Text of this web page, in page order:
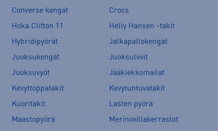
Converse kengät
Crocs
Hoka Clifton 11
Helly Hansen -takit
Hybridipyörät
Jalkapallokengät
Juoksukengät
Juoksuliivit
Juoksuvyöt
Jääkiekkomailat
Kevyttoppatakit
Kevytuntuvatakit
Kuoritakit
Lasten pyörä
Maastopyörä
Merinovillakerrastot